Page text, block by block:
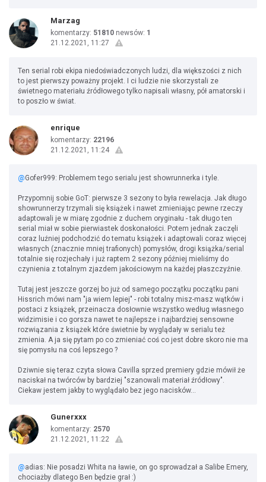
Marzag
komentarzy: 51810 newsów: 1
21.12.2021, 11:27
Ten serial robi ekipa niedoświadczonych ludzi, dla większości z nich
to jest pierwszy poważny projekt. I ci ludzie nie skorzystali ze
świetnego materiału źródłowego tylko napisali własny, pół amatorski i
to poszło w świat.
enrique
komentarzy: 22196
21.12.2021, 11:24
@Gofer999: Problemem tego serialu jest showrunnerka i tyle.
Przypomnij sobie GoT: pierwsze 3 sezony to była rewelacja. Jak długo
showrunnerzy trzymali się książek i nawet zmieniając pewne rzeczy
adaptowali je w miarę zgodnie z duchem oryginału - tak długo ten
serial miał w sobie pierwiastek doskonałości. Potem jednak zaczęli
coraz luźniej podchodzić do tematu książek i adaptowali coraz więcej
własnych (znacznie mniej trafionych) pomysłów, drogi książka/serial
totalnie się rozjechały i już raptem 2 sezony później mieliśmy do
czynienia z totalnym zjazdem jakościowym na każdej płaszczyźnie.
Tutaj jest jeszcze gorzej bo już od samego początku początku pani
Hissrich mówi nam "ja wiem lepiej" - robi totalny misz-masz wątków i
postaci z książek, przeinacza dosłownie wszystko według własnego
widzimisie i co gorsza nawet te najlepsze i najbardziej sensowne
rozwiązania z książek które świetnie by wyglądały w serialu też
zmienia. A ja się pytam po co zmieniać coś co jest dobre skoro nie ma
się pomysłu na coś lepszego ?
Dziwnie się teraz czyta słowa Cavilla sprzed premiery gdzie mówił że
naciskał na twórców by bardziej "szanowali materiał źródłowy".
Ciekaw jestem jakby to wyglądało bez jego nacisków...
Gunerxxx
komentarzy: 2570
21.12.2021, 11:22
@adias: Nie posadzi Whita na ławie, on go sprowadzał a Salibe Emery,
chociażby dlatego Ben będzie grał :)